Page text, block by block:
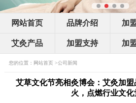
网站首页 品牌介绍 加
艾灸产品 加盟支持 加
您的位置： 网站首页>公司新闻
艾草文化节亮相灸博会：艾灸加
火，点燃行业文化